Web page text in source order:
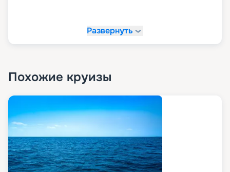
Развернуть
Похожие круизы